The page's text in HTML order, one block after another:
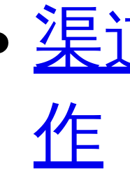
渠
作